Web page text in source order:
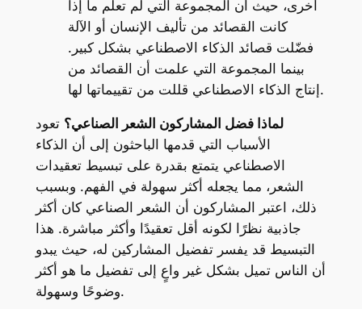
أخرى، حيث أن المجموعة التي لم تعلم ما إذا
كانت القصائد من تأليف الإنسان أو الآلة
فضّلت قصائد الذكاء الاصطناعي بشكل كبير.
بينما المجموعة التي علمت أن القصائد من
إنتاج الذكاء الاصطناعي قللت من تقييماتها لها.
لماذا فضل المشاركون الشعر الصناعي؟ تعود
الأسباب التي قدمها الباحثون إلى أن الذكاء
الاصطناعي يتمتع بقدرة على تبسيط تعقيدات
الشعر، مما يجعله أكثر سهولة في الفهم. وبسبب
ذلك، اعتبر المشاركون أن الشعر الصناعي كان أكثر
جاذبية نظرًا لكونه أقل تعقيدًا وأكثر مباشرة. هذا
التبسيط قد يفسر تفضيل المشاركين له، حيث يبدو
أن الناس تميل بشكل غير واعٍ إلى تفضيل ما هو أكثر
وضوحًا وسهولة.